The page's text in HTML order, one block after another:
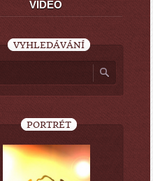
VIDEO
VYHLEDÁVÁNÍ
PORTRÉT